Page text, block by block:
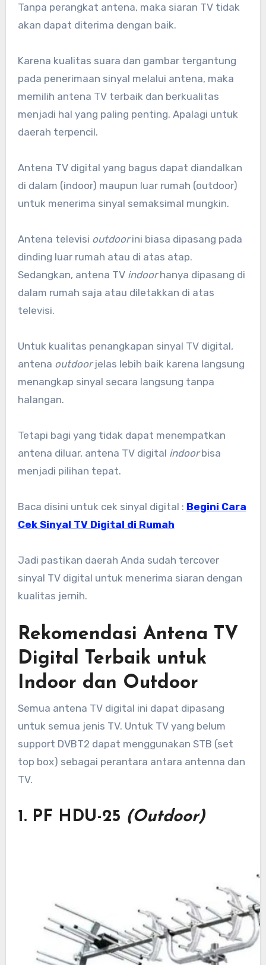
Tanpa perangkat antena, maka siaran TV tidak
akan dapat diterima dengan baik.
Karena kualitas suara dan gambar tergantung
pada penerimaan sinyal melalui antena, maka
memilih antena TV terbaik dan berkualitas
menjadi hal yang paling penting. Apalagi untuk
daerah terpencil.
Antena TV digital yang bagus dapat diandalkan
di dalam (indoor) maupun luar rumah (outdoor)
untuk menerima sinyal semaksimal mungkin.
Antena televisi outdoorini biasa dipasang pada
dinding luar rumah atau di atas atap.
Sedangkan, antena TVindoorhanya dipasang di
dalam rumah saja atau diletakkan di atas
televisi.
Untuk kualitas penangkapan sinyal TV digital,
antena outdoorjelas lebih baik karena langsung
menangkap sinyal secara langsung tanpa
halangan.
Tetapi bagi yang tidak dapat menempatkan
antena diluar, antena TV digital indoorbisa
menjadi pilihan tepat.
Baca disini untuk cek sinyal digital : Begini Cara
Cek Sinyal TV Digital di Rumah
Jadi pastikan daerah Anda sudah tercover
sinyal TV digital untuk menerima siaran dengan
kualitas jernih.
Rekomendasi Antena TV
Digital Terbaik untuk
Indoor dan Outdoor
Semua antena TV digital ini dapat dipasang
untuk semua jenis TV. Untuk TV yang belum
support DVBT2 dapat menggunakan STB (set
top box) sebagai perantara antara antenna dan
TV.
1. PF HDU-25 (Outdoor)